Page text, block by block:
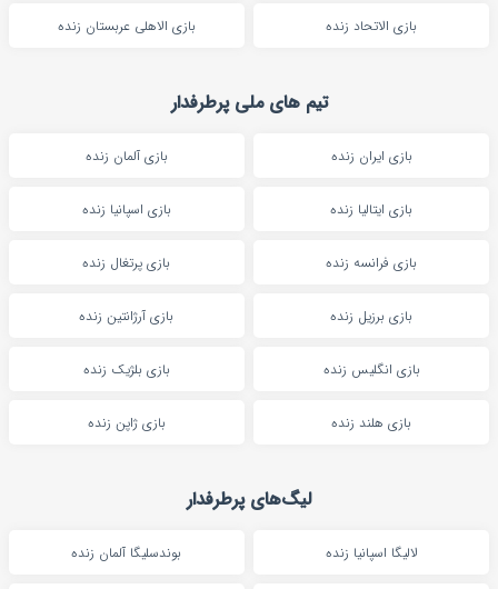
بازی الاتحاد زنده بازی الاهلی عربستان زنده
تیم های ملی پرطرفدار
بازی ایران زنده بازی آلمان زنده
بازی ایتالیا زنده بازی اسپانیا زنده
بازی فرانسه زنده بازی پرتغال زنده
بازی برزیل زنده بازی آرژانتین زنده
بازی انگلیس زنده بازی بلژیک زنده
بازی هلند زنده بازی ژاپن زنده
لیگ‌های پرطرفدار
لالیگا اسپانیا زنده بوندسلیگا آلمان زنده